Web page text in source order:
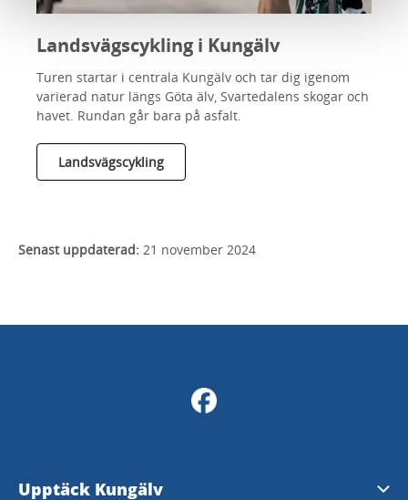
Landsvägscykling i Kungälv
Turen startar i centrala Kungälv och tar dig igenom
varierad natur längs Göta älv, Svartedalens skogar och
havet. Rundan går bara på asfalt.
Landsvägscykling
Senast uppdaterad: 21 november 2024
Upptäck Kungälv